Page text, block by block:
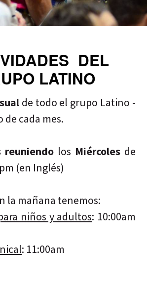
DEL
LATINO
de todo el grupo Latino -
de cada mes.
reuniendo los Miércoles de
(en Inglés)
la mañana tenemos:
niños y adultos: 10:00am
: 11:00am